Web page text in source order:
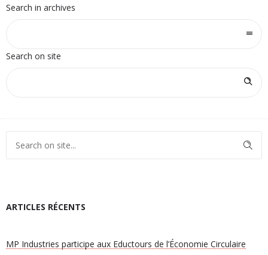
Search in archives
Search on site
ARTICLES RÉCENTS
MP Industries participe aux Eductours de l’Économie Circulaire